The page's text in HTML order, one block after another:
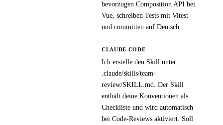
bevorzugen Composition API bei
Vue, schreiben Tests mit Vitest
und committen auf Deutsch.
CLAUDE CODE
Ich erstelle den Skill unter
.claude/skills/team-
review/SKILL.md. Der Skill
enthält deine Konventionen als
Checkliste und wird automatisch
bei Code-Reviews aktiviert. Soll